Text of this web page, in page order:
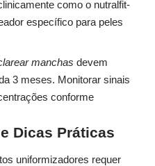
como o nutralfit-
específico para peles
manchas devem
3 meses. Monitorar sinais
conforme
Dicas Práticas
uniformizadores requer